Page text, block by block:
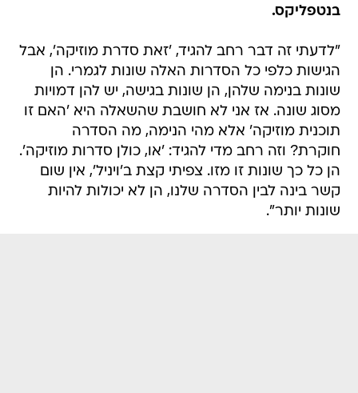
בנטפליקס.
"לדעתי זה דבר רחב להגיד, 'זאת סדרת מוזיקה', אבל
הגישות כלפי כל הסדרות האלה שונות לגמרי. הן
שונות בנימה שלהן, הן שונות בגישה, יש להן דמויות
מסוג שונה. אז אני לא חושבת שהשאלה היא 'האם זו
תוכנית מוזיקה' אלא מהי הנימה, מה הסדרה
חוקרת? וזה רחב מדי להגיד: 'או, כולן סדרות מוזיקה'.
הן כל כך שונות זו מזו. צפיתי קצת ב'ויניל', אין שום
קשר בינה לבין הסדרה שלנו, הן לא יכולות להיות
שונות יותר".